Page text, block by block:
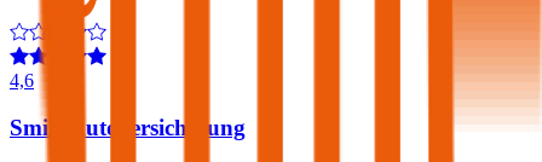
4,6
Smile Autoversicherung